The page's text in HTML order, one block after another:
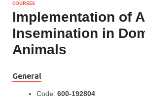
COURSES
Implementation of
Insemination in
Animals
General
Code: 600-192804